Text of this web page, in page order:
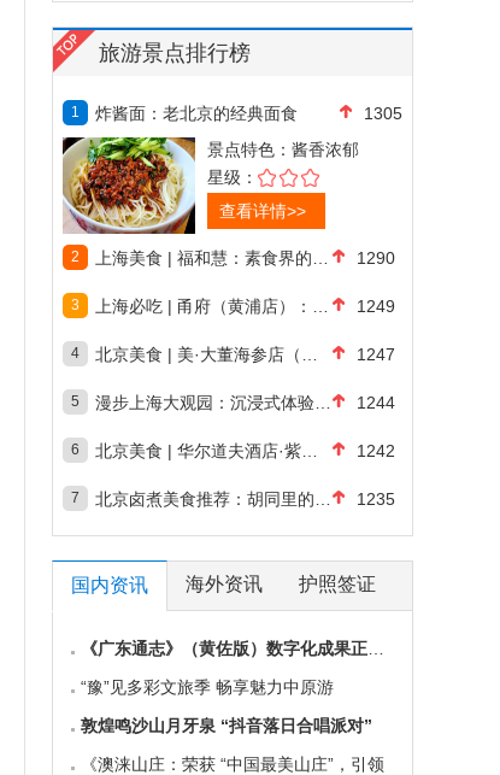
旅游景点排行榜
1 炸酱面：老北京的经典面食
1305
景点特色： 酱香浓郁
星级：
查看详情>>
2 1290
3 1249
4 1247
5 1244
6 1242
7 1235
国内资讯 海外资讯 护照签证
《广东通志》（黄佐版）数字化成果正式上线
“豫”见多彩文旅季 畅享魅力中原游
敦煌鸣沙山月牙泉 “抖音落日合唱派对”
《澳涞山庄：荣获 “中国最美山庄”，引领